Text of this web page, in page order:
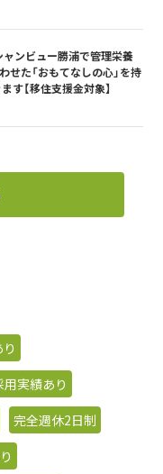
ンビュー勝浦で管理栄養
せた「おもてなしの心」を持
す【移住支援金対象】
用実績あり
完全週休2日制